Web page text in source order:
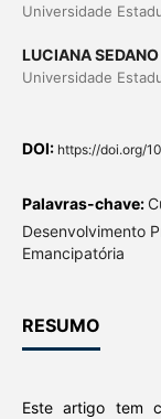
Universidade
LUCIANA
Universidade
DOI: https://doi.org/
Palavras-chave:
Desenvolvimento
Emancipatória
RESUMO
Este artigo tem